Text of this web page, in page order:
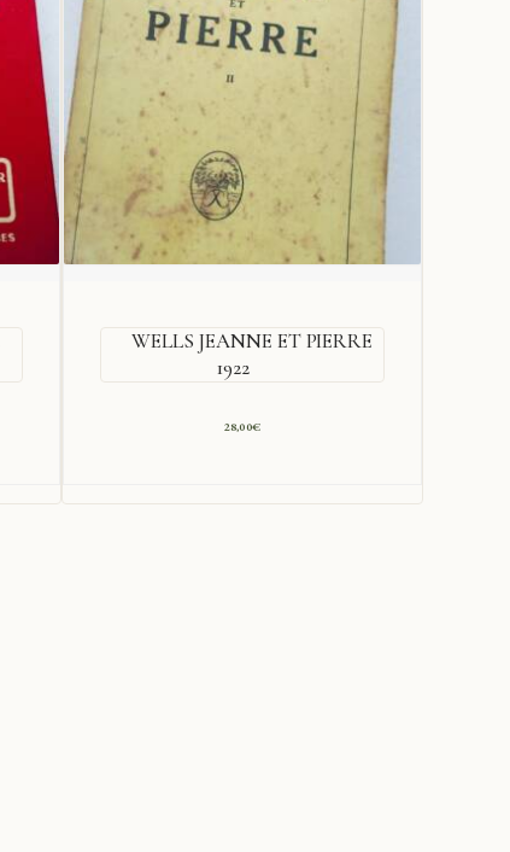
WELLS JEANNE ET PIERRE
1922
28,00€